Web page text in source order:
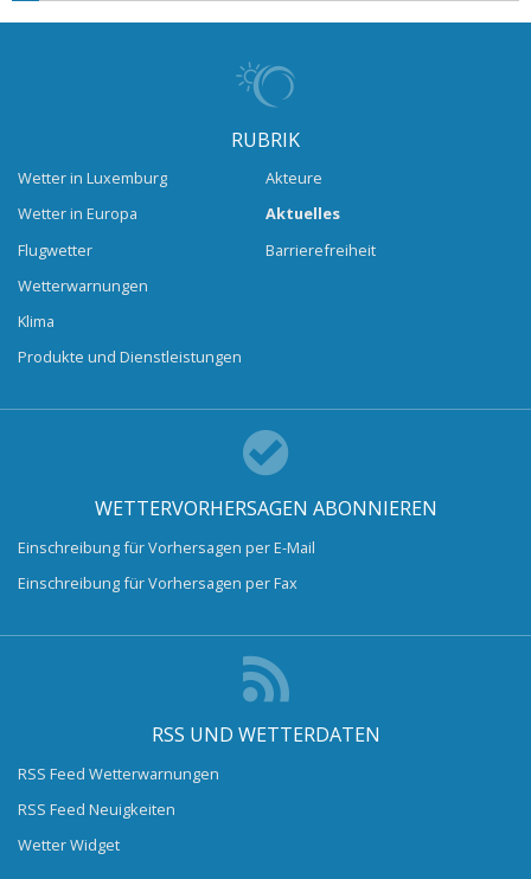
RUBRIK
Wetter in Luxemburg
Wetter in Europa
Flugwetter
Wetterwarnungen
Klima
Produkte und Dienstleistungen
Akteure
Aktuelles
Barrierefreiheit
WETTERVORHERSAGEN ABONNIEREN
Einschreibung für Vorhersagen per E-Mail
Einschreibung für Vorhersagen per Fax
RSS UND WETTERDATEN
RSS Feed Wetterwarnungen
RSS Feed Neuigkeiten
Wetter Widget